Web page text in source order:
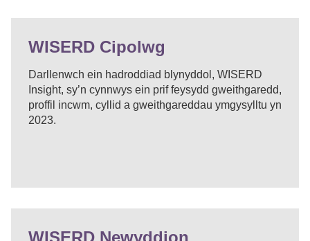
WISERD Cipolwg
Darllenwch ein hadroddiad blynyddol, WISERD
Insight, sy’n cynnwys ein prif feysydd gweithgaredd,
proffil incwm, cyllid a gweithgareddau ymgysylltu yn
2023.
WISERD Newyddion